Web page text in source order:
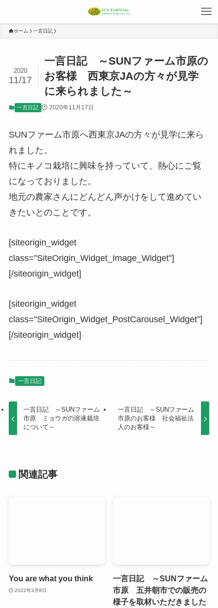
ホーム 一言日記
一言日記 ～SUNファーム市原の
お客様 西東京JAの方々が見学
に来られました～
2020
11/17
一言日記 2020年11月17日
SUNファーム市原へ西東京JAの方々が見学に来ら
れました。
特にキノコ栽培に興味を持っていて、熱心にご覧
になっておりました。
地元の農家さんにどんどん声かけをして進めてい
きたいとのことです。
[siteorigin_widget
class=”SiteOrigin_Widget_Image_Widget”]
[/siteorigin_widget]
[siteorigin_widget
class=”SiteOrigin_Widget_PostCarousel_Widget”]
[/siteorigin_widget]
一言日記
一言日記 ～SUNファーム
市原 ミョウガの溶液栽培
について～
一言日記 ～SUNファーム
市原のお客様 社会福祉法
人のお客様～
関連記事
You are what you think
2022年3月8日
一言日記 ～SUNファーム
市原 五井朝市での販売の
様子を取材いただきました